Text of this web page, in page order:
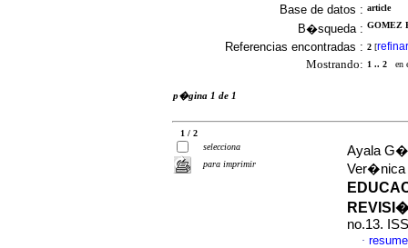
Base de datos : article
B�squeda : GOMEZ
Referencias encontradas : 2 [refinar
Mostrando: 1 .. 2 en
p�gina 1 de 1
1 / 2
selecciona
para imprimir
Ayala
Ver�nica
no.13.
·